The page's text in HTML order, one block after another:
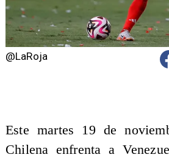
@LaRoja
Este martes 19 de
Chilena enfrenta a